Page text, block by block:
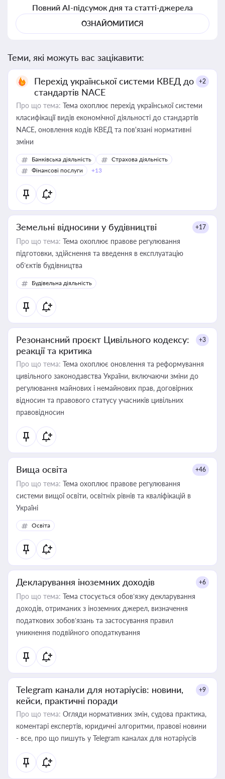
Повний AI-підсумок дня та статті-джерела
ОЗНАЙОМИТИСЯ
Теми, які можуть вас зацікавити:
Перехід української системи КВЕД до
стандартів NACE
+2
Про що тема: Тема охоплює перехід української системи
класифікації видів економічної діяльності до стандартів
NACE, оновлення кодів КВЕД та пов'язані нормативні
зміни
Банківська діяльність
Страхова діяльність
Фінансові послуги
+13
Земельні відносини у будівництві +17
Про що тема: Тема охоплює правове регулювання
підготовки, здійснення та введення в експлуатацію
об’єктів будівництва
Будівельна діяльність
Резонансний проєкт Цивільного кодексу:
реакції та критика
+3
Про що тема: Тема охоплює оновлення та реформування
цивільного законодавства України, включаючи зміни до
регулювання майнових і немайнових прав, договірних
відносин та правового статусу учасників цивільних
правовідносин
Вища освіта +46
Про що тема: Тема охоплює правове регулювання
системи вищої освіти, освітніх рівнів та кваліфікацій в
Україні
Освіта
Декларування іноземних доходів +6
Про що тема: Тема стосується обов’язку декларування
доходів, отриманих з іноземних джерел, визначення
податкових зобов’язань та застосування правил
уникнення подвійного оподаткування
Telegram канали для нотаріусів: новини,
кейси, практичні поради
+9
Про що тема: Огляди нормативних змін, судова практика,
коментарі експертів, юридичні алгоритми, правові новини
- все, про що пишуть у Telegram каналах для нотаріусів